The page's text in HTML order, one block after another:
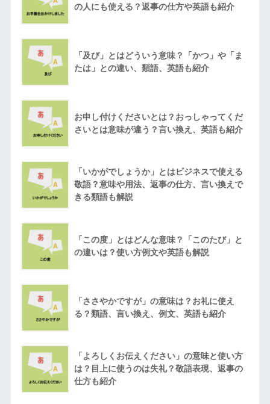
の人にも使える？返事の仕方や英語も紹介
「及び」とはどういう意味？「かつ」や「ま
たは」との違い、類語、英語も紹介
お申し付けくださいとは？おっしゃってくだ
さいとは意味が違う？言い換え、英語も紹介
「いかがでしょうか」とはビジネスで使える
敬語？意味や用法、返事の仕方、言い換えで
きる類語も解説
「この度」とはどんな意味？「このたび」と
の違いは？使い方例文や英語も解説
「ささやかですが」の意味は？お礼に使え
る？類語、言い換え、例文、英語も紹介
「よろしくお伝えください」の意味と使い方
は？目上に使うのは失礼？敬語表現、返事の
仕方も紹介